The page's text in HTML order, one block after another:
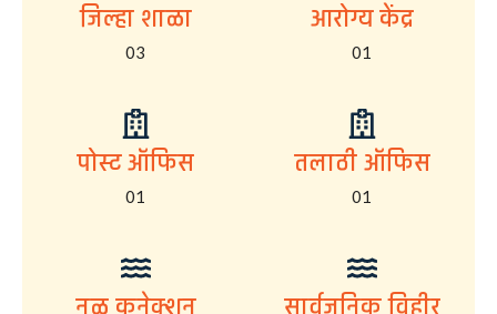
जिल्हा शाळा
03
आरोग्य केंद्र
01
पोस्ट ऑफिस
01
तलाठी ऑफिस
01
नळ कनेक्शन सार्वजनिक विहीर